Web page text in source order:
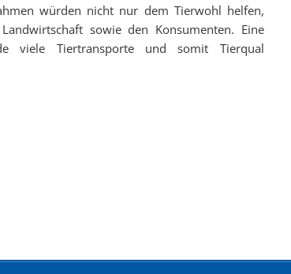
würden nicht nur dem Tierwohl helfen,
sowie den Konsumenten. Eine
viele Tiertransporte und somit Tierqual